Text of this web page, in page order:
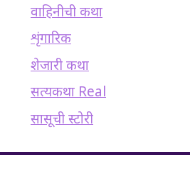
वाहिनीची कथा
शृंगारिक
शेजारी कथा
सत्यकथा Real
सासूची स्टोरी